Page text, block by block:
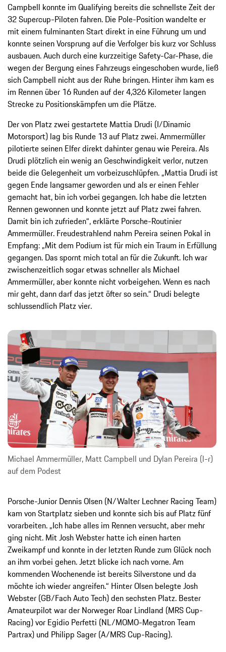
Campbell konnte im Qualifying bereits die schnellste Zeit der
32 Supercup-Piloten fahren. Die Pole-Position wandelte er
mit einem fulminanten Start direkt in eine Führung um und
konnte seinen Vorsprung auf die Verfolger bis kurz vor Schluss
ausbauen. Auch durch eine kurzzeitige Safety-Car-Phase, die
wegen der Bergung eines Fahrzeugs eingeschoben wurde, ließ
sich Campbell nicht aus der Ruhe bringen. Hinter ihm kam es
im Rennen über 16 Runden auf der 4,326 Kilometer langen
Strecke zu Positionskämpfen um die Plätze.
Der von Platz zwei gestartete Mattia Drudi (I/Dinamic
Motorsport) lag bis Runde 13 auf Platz zwei. Ammermüller
pilotierte seinen Elfer direkt dahinter genau wie Pereira. Als
Drudi plötzlich ein wenig an Geschwindigkeit verlor, nutzen
beide die Gelegenheit um vorbeizuschlüpfen. „Mattia Drudi ist
gegen Ende langsamer geworden und als er einen Fehler
gemacht hat, bin ich vorbei gegangen. Ich habe die letzten
Rennen gewonnen und konnte jetzt auf Platz zwei fahren.
Damit bin ich zufrieden“, erklärte Porsche-Routinier
Ammermüller. Freudestrahlend nahm Pereira seinen Pokal in
Empfang: „Mit dem Podium ist für mich ein Traum in Erfüllung
gegangen. Das spornt mich total an für die Zukunft. Ich war
zwischenzeitlich sogar etwas schneller als Michael
Ammermüller, aber konnte nicht vorbeigehen. Wenn es nach
mir geht, dann darf das jetzt öfter so sein.“ Drudi belegte
schlussendlich Platz vier.
Michael Ammermüller, Matt Campbell und Dylan Pereira (l-r)
auf dem Podest
Porsche-Junior Dennis Olsen (N/Walter Lechner Racing Team)
kam von Startplatz sieben und konnte sich bis auf Platz fünf
vorarbeiten. „Ich habe alles im Rennen versucht, aber mehr
ging nicht. Mit Josh Webster hatte ich einen harten
Zweikampf und konnte in der letzten Runde zum Glück noch
an ihm vorbei gehen. Jetzt blicke ich nach vorne. Am
kommenden Wochenende ist bereits Silverstone und da
möchte ich wieder angreifen.“ Hinter Olsen belegte Josh
Webster (GB/Fach Auto Tech) den sechsten Platz. Bester
Amateurpilot war der Norweger Roar Lindland (MRS Cup-
Racing) vor Egidio Perfetti (NL/MOMO-Megatron Team
Partrax) und Philipp Sager (A/MRS Cup-Racing).